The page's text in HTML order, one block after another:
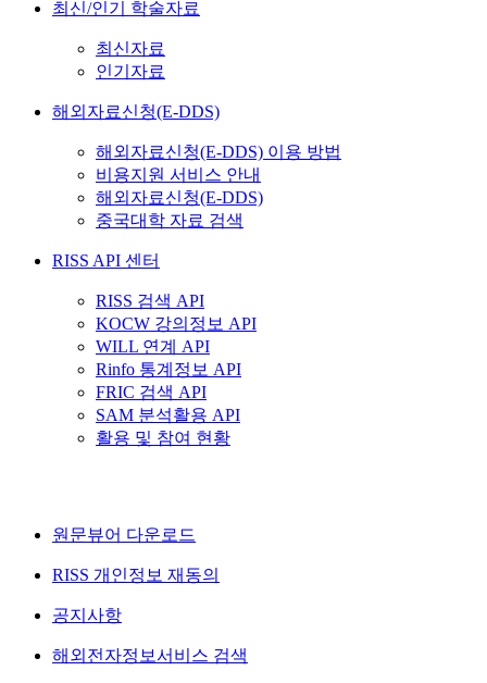
최신/인기 학술자료
최신자료
인기자료
해외자료신청(E-DDS)
해외자료신청(E-DDS) 이용 방법
비용지원 서비스 안내
해외자료신청(E-DDS)
중국대학 자료 검색
RISS API 센터
RISS 검색 API
KOCW 강의정보 API
WILL 연계 API
Rinfo 통계정보 API
FRIC 검색 API
SAM 분석활용 API
활용 및 참여 현황
원문뷰어 다운로드
RISS 개인정보 재동의
공지사항
해외전자정보서비스 검색